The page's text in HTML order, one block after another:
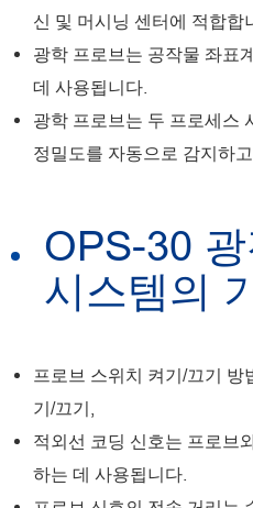
신 및 머시닝 센터에 적합합
광학 프로브는 공작물 좌표
데 사용됩니다.
광학 프로브는 두 프로세스
정밀도를 자동으로 감지하
OPS-30
시스템의
프로브 스위치 켜기/끄기 방
기/끄기,
적외선 코딩 신호는 프로브
하는 데 사용됩니다.